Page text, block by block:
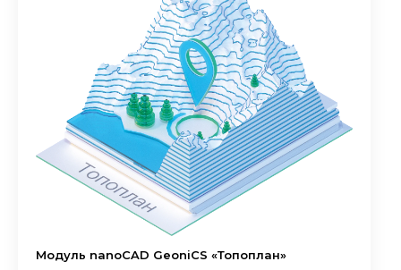
Модуль nanoCAD GeoniCS «Топоплан»